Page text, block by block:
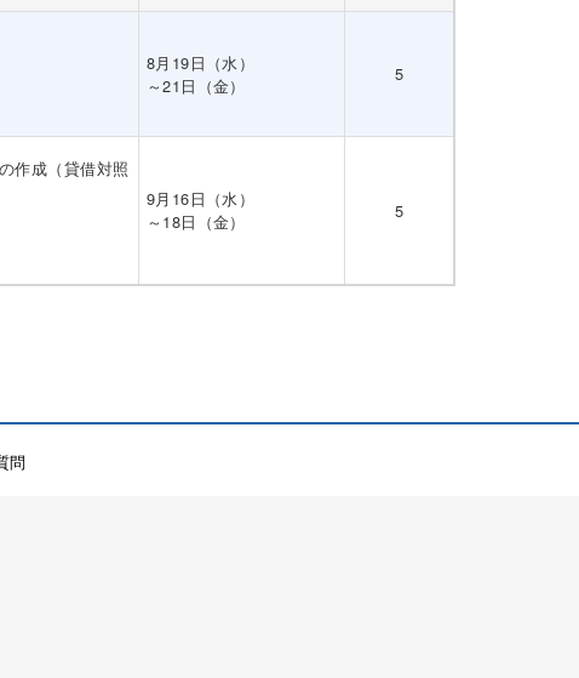
8月19日（水）
～21日（金）
5
作成（貸借対照
9月16日（水）
～18日（金）
5
問